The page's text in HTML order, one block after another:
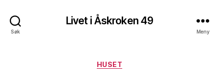
Søk
Livet i Åskroken 49
Meny
Kategorier
HUSET